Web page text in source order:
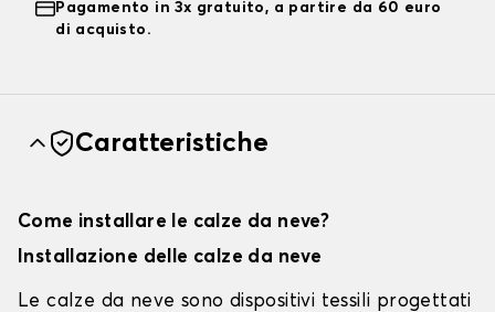
Pagamento in 3x gratuito, a partire da 60 euro
di acquisto.
Caratteristiche
Come installare le calze da neve?
Installazione delle calze da neve
Le calze da neve sono dispositivi tessili progettati